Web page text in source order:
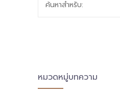
ปรับปรุงหลักสูตร
ค้นหาสำหรับ:
หมวดหมู่บทความ